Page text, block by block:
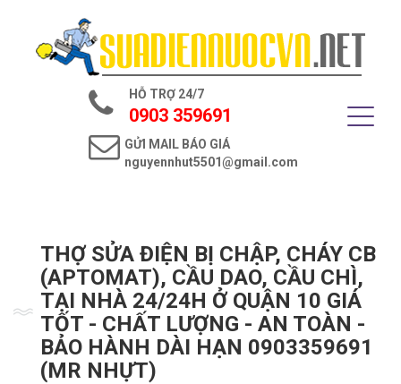
Trang chủ
Dịch vụ điện nước
HỖ TRỢ 24/7
0903 359691
GỬI MAIL BÁO GIÁ
nguyennhut5501@gmail.com
THỢ SỬA ĐIỆN BỊ CHẬP, CHÁY CB
(APTOMAT), CẦU DAO, CẦU CHÌ,
TẠI NHÀ 24/24H Ở QUẬN 10 GIÁ
TỐT - CHẤT LƯỢNG - AN TOÀN -
BẢO HÀNH DÀI HẠN 0903359691
(MR NHỰT)